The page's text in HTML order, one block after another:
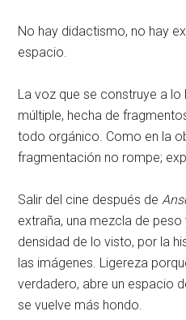
No hay didactismo, no hay
espacio.
La voz que se construye a
múltiple, hecha de
todo orgánico. Como en la
fragmentación no rompe;
Salir del cine después de
extraña, una mezcla de
densidad de lo visto, por la
las imágenes. Ligereza
verdadero, abre un espacio
se vuelve más hondo.